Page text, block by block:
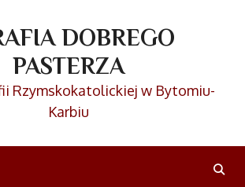
DOBREGO
PASTERZA
Rzymskokatolickiej w Bytomiu-
Karbiu